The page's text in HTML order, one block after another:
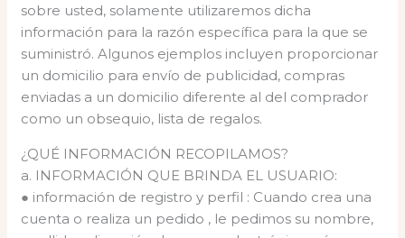
sobre usted, solamente utilizaremos dicha
información para la razón específica para la que se
suministró. Algunos ejemplos incluyen proporcionar
un domicilio para envío de publicidad, compras
enviadas a un domicilio diferente al del comprador
como un obsequio, lista de regalos.
¿QUÉ INFORMACIÓN RECOPILAMOS?
a. INFORMACIÓN QUE BRINDA EL USUARIO:
● información de registro y perfil : Cuando crea una
cuenta o realiza un pedido , le pedimos su nombre,